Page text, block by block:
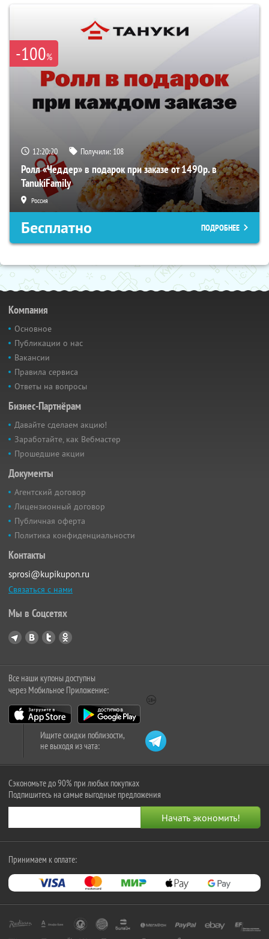
-100%
12:20:19 Получили: 108
Ролл «Чеддер» в подарок при заказе от 1490р. в
TanukiFamily
Россия
Бесплатно ПОДРОБНЕЕ
Компания
Основное
Публикации о нас
Вакансии
Правила сервиса
Ответы на вопросы
Бизнес-Партнёрам
Давайте сделаем акцию!
Заработайте, как Вебмастер
Прошедшие акции
Документы
Агентский договор
Лицензионный договор
Публичная оферта
Политика конфиденциальности
Контакты
sprosi@kupikupon.ru
Связаться с нами
Мы в Соцсетях
Все наши купоны доступны
через Мобильное Приложение:
Ищите скидки поблизости,
не выходя из чата:
Сэкономьте до 90% при любых покупках
Подпишитесь на самые выгодные предложения
Принимаем к оплате: